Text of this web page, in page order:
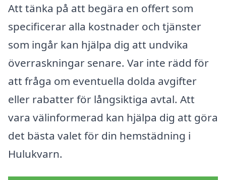
Att tänka på att begära en offert som
specificerar alla kostnader och tjänster
som ingår kan hjälpa dig att undvika
överraskningar senare. Var inte rädd för
att fråga om eventuella dolda avgifter
eller rabatter för långsiktiga avtal. Att
vara välinformerad kan hjälpa dig att göra
det bästa valet för din hemstädning i
Hulukvarn.